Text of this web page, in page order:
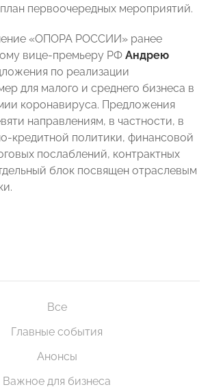
первоочередных мероприятий.
«ОПОРА РОССИИ» ранее
вице-премьеру РФ Андрею
по реализации
для малого и среднего бизнеса в
коронавируса. Предложения
направлениям, в частности, в
кредитной политики, финансовой
послаблений, контрактных
блок посвящен отраслевым
Все
Главные события
Анонсы
Важное для бизнеса